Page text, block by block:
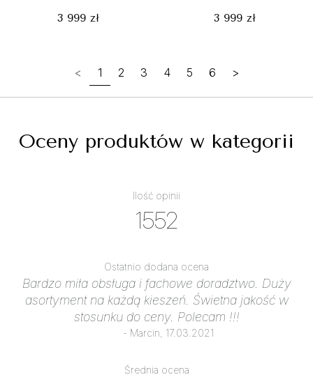
3 999 zł 3 999 zł
< 1 2 3 4 5 6 >
Oceny produktów w kategorii
Ilość opinii
1552
Ostatnio dodana ocena
Bardzo miła obsługa i fachowe doradztwo. Duży
asortyment na każdą kieszeń. Świetna jakość w
stosunku do ceny. Polecam !!!
- Marcin, 17.03.2021
Średnia ocena